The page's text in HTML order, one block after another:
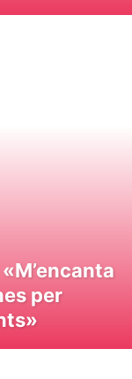
per